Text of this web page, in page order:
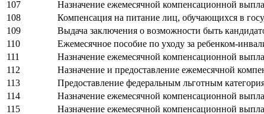
107
Назначение ежемесячной компенсационной
108
Компенсация на питание лиц, обучающихся в
109
Выдача заключения о возможности быть
110
Ежемесячное пособие по уходу за ребенком-
111
Назначение ежемесячной компенсационной
112
Назначение и предоставление ежемесячной
113
Предоставление федеральным льготным
114
Назначение ежемесячной компенсационной
115
Назначение ежемесячной компенсационной